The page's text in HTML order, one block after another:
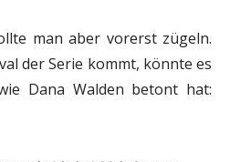
man aber vorerst zügeln.
der Serie kommt, könnte es
Dana Walden betont hat: